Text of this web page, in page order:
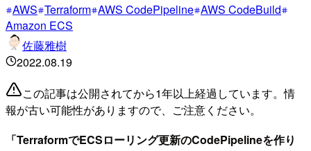
AWS Terraform AWS CodePipeline AWS CodeBuild
Amazon ECS
佐藤雅樹
2022.08.19
この記事は公開されてから1年以上経過しています。情
報が古い可能性がありますので、ご注意ください。
「TerraformでECSローリング更新のCodePipelineを作り